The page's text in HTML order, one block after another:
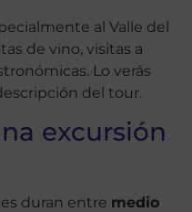
al Valle del
de vino, visitas a
Lo verás
del tour.
excursión
duran entre medio